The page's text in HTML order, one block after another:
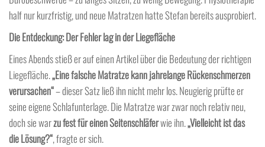
half nur kurzfristig, und neue Matratzen hatte Stefan bereits ausprobiert.
Die Entdeckung: Der Fehler lag in der Liegefläche
Eines Abends stieß er auf einen Artikel über die Bedeutung der richtigen
Liegefläche.„Eine falsche Matratze kann jahrelange Rückenschmerzen
verursachen“– dieser Satz ließ ihn nicht mehr los. Neugierig prüfte er
seine eigene Schlafunterlage. Die Matratze war zwar noch relativ neu,
doch sie warzu fest für einen Seitenschläferwie ihn.„Vielleicht ist das
die Lösung?“, fragte er sich.